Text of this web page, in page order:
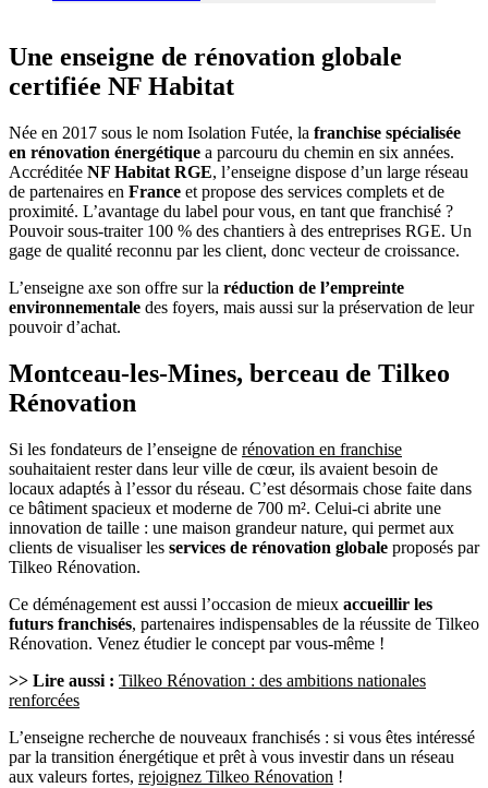
Une enseigne de rénovation globale
certifiée NF Habitat
Née en 2017 sous le nom Isolation Futée, la franchise spécialisée
en rénovation énergétique a parcouru du chemin en six années.
Accréditée NF Habitat RGE, l’enseigne dispose d’un large réseau
de partenaires en France et propose des services complets et de
proximité. L’avantage du label pour vous, en tant que franchisé ?
Pouvoir sous-traiter 100 % des chantiers à des entreprises RGE. Un
gage de qualité reconnu par les client, donc vecteur de croissance.
L’enseigne axe son offre sur la réduction de l’empreinte
environnementale des foyers, mais aussi sur la préservation de leur
pouvoir d’achat.
Montceau-les-Mines, berceau de Tilkeo
Rénovation
Si les fondateurs de l’enseigne de rénovation en franchise
souhaitaient rester dans leur ville de cœur, ils avaient besoin de
locaux adaptés à l’essor du réseau. C’est désormais chose faite dans
ce bâtiment spacieux et moderne de 700 m². Celui-ci abrite une
innovation de taille : une maison grandeur nature, qui permet aux
clients de visualiser les services de rénovation globale proposés par
Tilkeo Rénovation.
Ce déménagement est aussi l’occasion de mieux accueillir les
futurs franchisés, partenaires indispensables de la réussite de Tilkeo
Rénovation. Venez étudier le concept par vous-même !
>> Lire aussi : Tilkeo Rénovation : des ambitions nationales
renforcées
L’enseigne recherche de nouveaux franchisés : si vous êtes intéressé
par la transition énergétique et prêt à vous investir dans un réseau
aux valeurs fortes, rejoignez Tilkeo Rénovation !